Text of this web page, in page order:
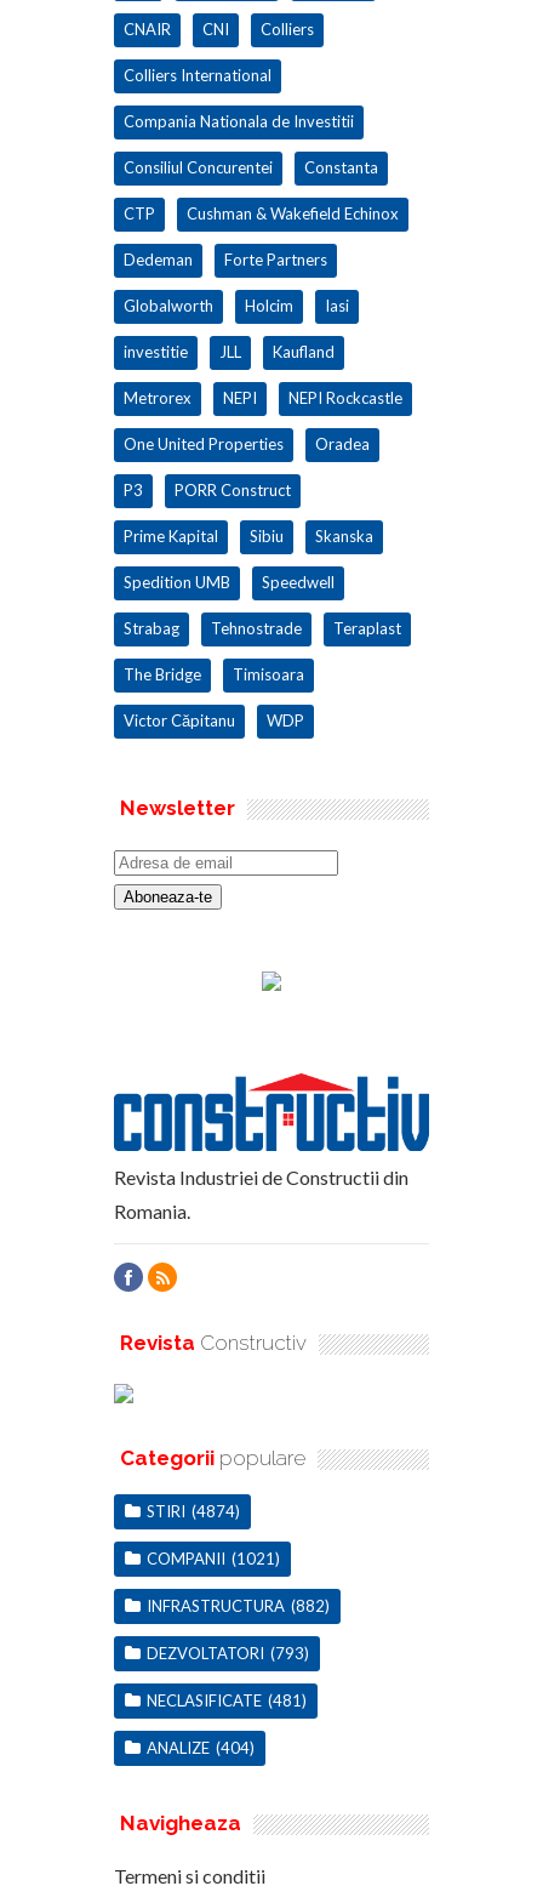
CNAIR CNI Colliers
Colliers International
Compania Nationala de Investitii
Consiliul Concurentei Constanta
CTP Cushman & Wakefield Echinox
Dedeman Forte Partners
Globalworth Holcim Iasi
investitie JLL Kaufland
Metrorex NEPI NEPI Rockcastle
One United Properties Oradea
P3 PORR Construct
Prime Kapital Sibiu Skanska
Spedition UMB Speedwell
Strabag Tehnostrade Teraplast
The Bridge Timisoara
Victor Căpitanu WDP
Newsletter
Revista Industriei de Constructii din
Romania.
Revista Constructiv
Categorii populare
STIRI (4874)
COMPANII (1021)
INFRASTRUCTURA (882)
DEZVOLTATORI (793)
NECLASIFICATE (481)
ANALIZE (404)
Navigheaza
Termeni si conditii